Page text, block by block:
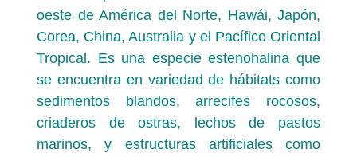
oeste de América del Norte, Hawái, Japón,
Corea, China, Australia y el Pacífico Oriental
Tropical. Es una especie estenohalina que
se encuentra en variedad de hábitats como
sedimentos blandos, arrecifes rocosos,
criaderos de ostras, lechos de pastos
marinos, y estructuras artificiales como